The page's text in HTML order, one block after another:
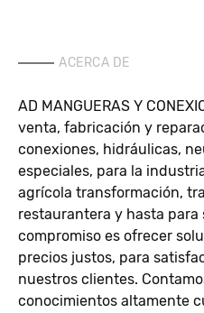
ACERCA DE
AD MANGUERAS Y
venta, fabricación y
conexiones, hidráulicas,
especiales, para la
agrícola transformación,
restaurantera y hasta para
compromiso es ofrecer
precios justos, para
nuestros clientes.
conocimientos altamente